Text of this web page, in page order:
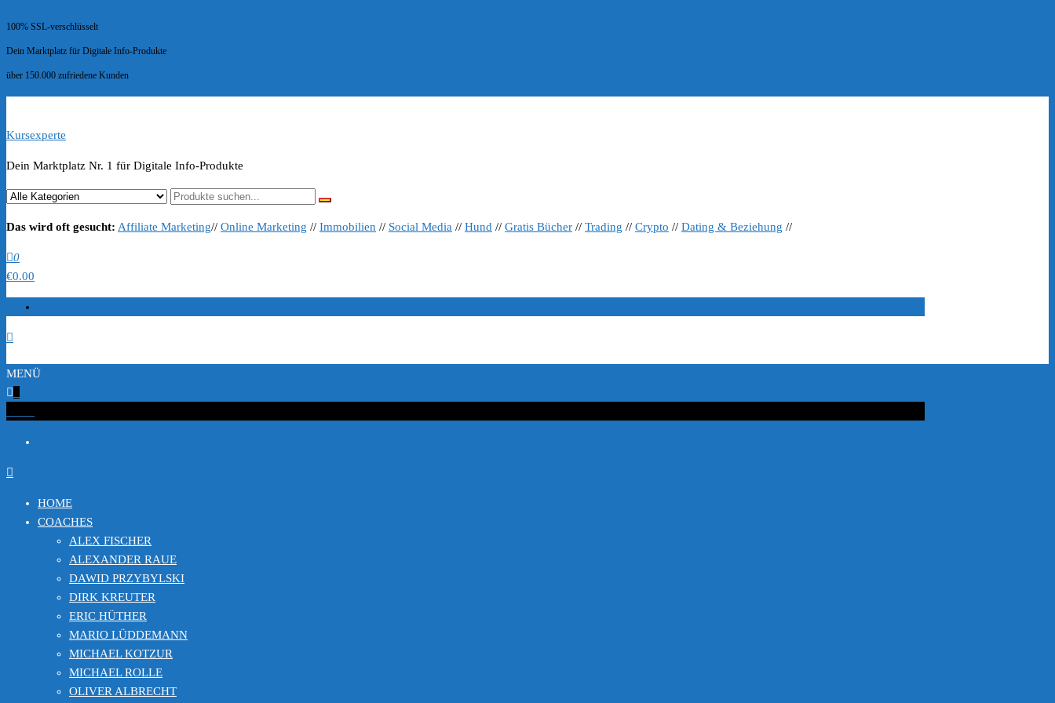
100% SSL-verschlüsselt
Dein Marktplatz für Digitale Info-Produkte
über 150.000 zufriedene Kunden
Kursexperte
Dein Marktplatz Nr. 1 für Digitale Info-Produkte
Das wird oft gesucht: Affiliate Marketing// Online Marketing // Immobilien // Social Media // Hund // Gratis Bücher // Trading // Crypto // Dating & Beziehung //
0
€0.00
MENÜ
HOME
COACHES
ALEX FISCHER
ALEXANDER RAUE
DAWID PRZYBYLSKI
DIRK KREUTER
ERIC HÜTHER
MARIO LÜDDEMANN
MICHAEL KOTZUR
MICHAEL ROLLE
OLIVER ALBRECHT